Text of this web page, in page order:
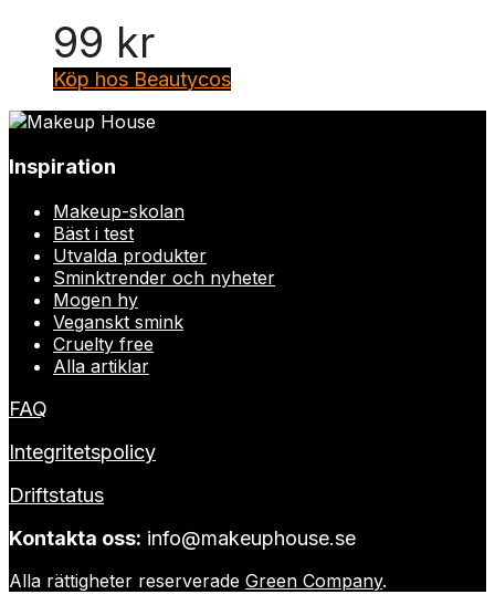
99 kr
Köp hos Beautycos
Inspiration
Makeup-skolan
Bäst i test
Utvalda produkter
Sminktrender och nyheter
Mogen hy
Veganskt smink
Cruelty free
Alla artiklar
FAQ
Integritetspolicy
Driftstatus
Kontakta oss: info@makeuphouse.se
Alla rättigheter reserverade Green Company.